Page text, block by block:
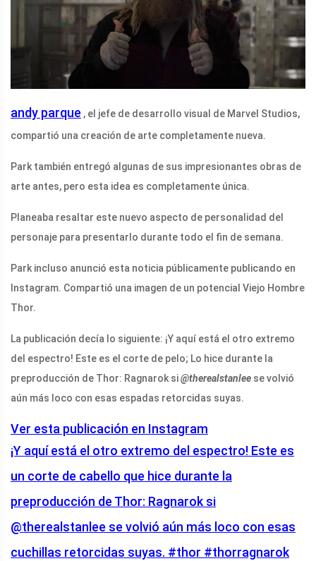
andy parque , el jefe de desarrollo visual de Marvel Studios,
compartió una creación de arte completamente nueva.
Park también entregó algunas de sus impresionantes obras de
arte antes, pero esta idea es completamente única.
Planeaba resaltar este nuevo aspecto de personalidad del
personaje para presentarlo durante todo el fin de semana.
Park incluso anunció esta noticia públicamente publicando en
Instagram. Compartió una imagen de un potencial Viejo Hombre
Thor.
La publicación decía lo siguiente: ¡Y aquí está el otro extremo
del espectro! Este es el corte de pelo; Lo hice durante la
preproducción de Thor: Ragnarok si@therealstanlee se volvió
aún más loco con esas espadas retorcidas suyas.
Ver esta publicación en Instagram
¡Y aquí está el otro extremo del espectro! Este es
un corte de cabello que hice durante la
preproducción de Thor: Ragnarok si
@therealstanlee se volvió aún más loco con esas
cuchillas retorcidas suyas. #thor #thorragnarok